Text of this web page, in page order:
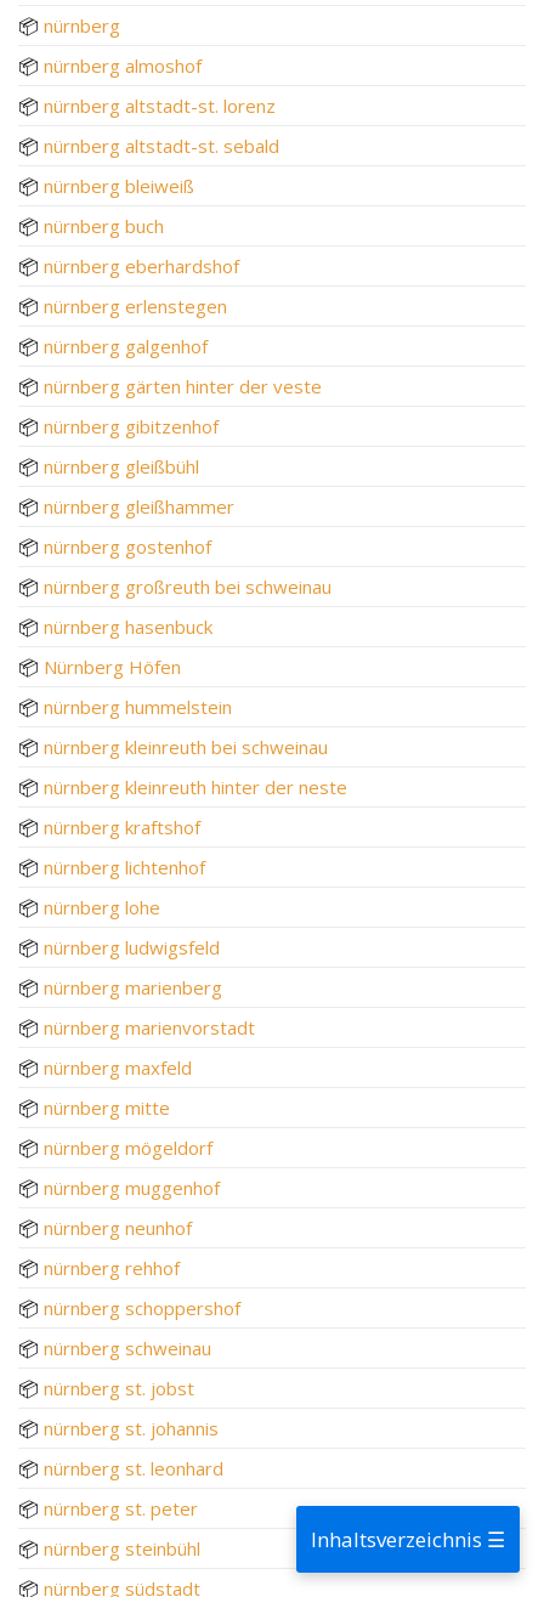
📦 nürnberg
📦 nürnberg almoshof
📦 nürnberg altstadt-st. lorenz
📦 nürnberg altstadt-st. sebald
📦 nürnberg bleiweiß
📦 nürnberg buch
📦 nürnberg eberhardshof
📦 nürnberg erlenstegen
📦 nürnberg galgenhof
📦 nürnberg gärten hinter der veste
📦 nürnberg gibitzenhof
📦 nürnberg gleißbühl
📦 nürnberg gleißhammer
📦 nürnberg gostenhof
📦 nürnberg großreuth bei schweinau
📦 nürnberg hasenbuck
📦 Nürnberg Höfen
📦 nürnberg hummelstein
📦 nürnberg kleinreuth bei schweinau
📦 nürnberg kleinreuth hinter der neste
📦 nürnberg kraftshof
📦 nürnberg lichtenhof
📦 nürnberg lohe
📦 nürnberg ludwigsfeld
📦 nürnberg marienberg
📦 nürnberg marienvorstadt
📦 nürnberg maxfeld
📦 nürnberg mitte
📦 nürnberg mögeldorf
📦 nürnberg muggenhof
📦 nürnberg neunhof
📦 nürnberg rehhof
📦 nürnberg schoppershof
📦 nürnberg schweinau
📦 nürnberg st. jobst
📦 nürnberg st. johannis
📦 nürnberg st. leonhard
📦 nürnberg st. peter
📦 nürnberg steinbühl
📦 nürnberg südstadt
Inhaltsverzeichnis ☰